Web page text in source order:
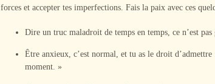
forces et accepter tes imperfections. Fais la paix avec ces
Dire un truc maladroit de temps en temps, ce n’est
Être anxieux, c’est normal, et tu as le droit d’admettre
moment. »